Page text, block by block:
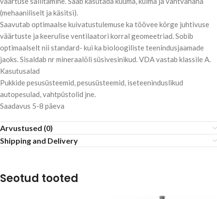
(mehaaniliselt ja käsitsi).
Saavutab optimaalse kuivatustulemuse ka töövee kõrge juhtivuse
väärtuste ja keerulise ventilaatori korral geomeetriad. Sobib
optimaalselt nii standard- kui ka bioloogiliste teenindusjaamade
jaoks. Sisaldab nr mineraalõli süsivesinikud. VDA vastab klassile A.
Kasutusalad
Pukkide pesusüsteemid, pesusüsteemid, iseteeninduslikud
autopesulad, vahtpüstolid jne.
Saadavus 5-8 päeva
Arvustused (0)
Shipping and Delivery
Seotud tooted